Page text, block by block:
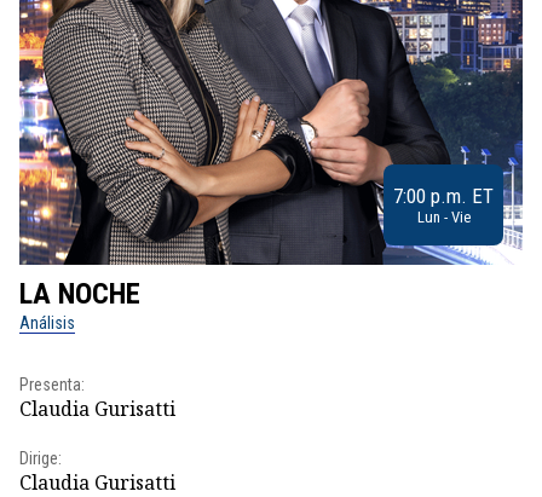
7:00 p.m. ET
Lun - Vie
LA NOCHE
Análisis
Presenta:
Claudia Gurisatti
Dirige:
Claudia Gurisatti